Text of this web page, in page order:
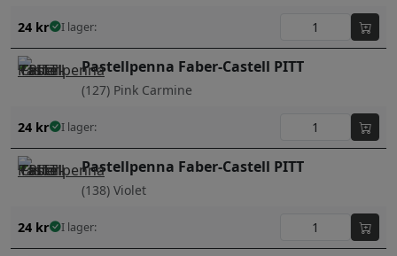
24 kr I lager:
Pastellpenna Faber-Castell PITT
(127) Pink Carmine
24 kr I lager:
Pastellpenna Faber-Castell PITT
(138) Violet
24 kr I lager: